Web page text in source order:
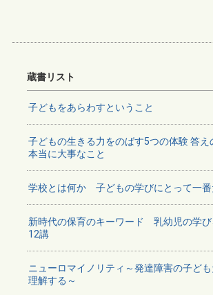
蔵書リスト
子どもをあらわすということ
子どもの生きる力をのばす5つの体験 答え
本当に大事なこと
学校とは何か 子どもの学びにとって一番
新時代の保育のキーワード 乳幼児の学び
12講
ニューロマイノリティ～発達障害の子ど
理解する～